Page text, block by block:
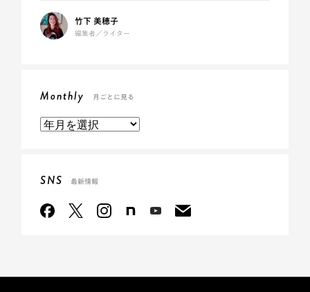
竹下 美穂子
編集者／ライター
Monthly 月ごとに見る
SNS 最新情報